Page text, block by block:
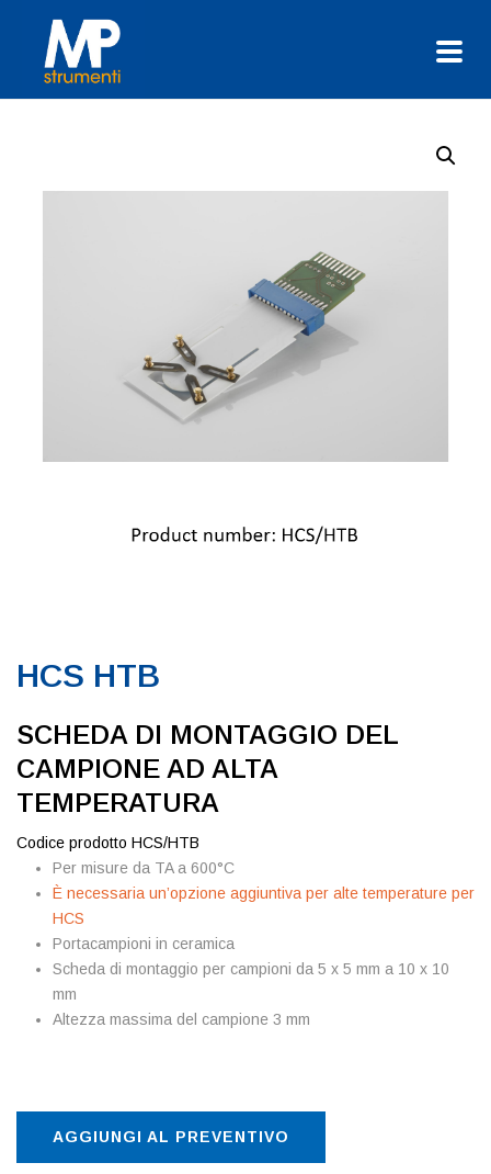
HCS HTB
SCHEDA DI MONTAGGIO DEL
CAMPIONE AD ALTA
TEMPERATURA
Codice prodotto HCS/HTB
Per misure da TA a 600°C
È necessaria un’opzione aggiuntiva per alte temperature per
HCS
Portacampioni in ceramica
Scheda di montaggio per campioni da 5 x 5 mm a 10 x 10
mm
Altezza massima del campione 3 mm
AGGIUNGI AL PREVENTIVO